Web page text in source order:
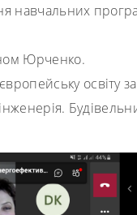
навчальних
Юрченко.
освіту